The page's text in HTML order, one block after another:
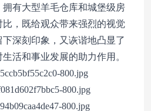
有大型羊毛仓库和城堡级房
，既给观众带来强烈的视觉
深刻印象，又诙谐地凸显了
活和事业发展的助力作用。